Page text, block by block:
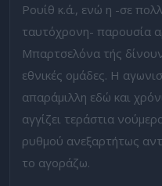
Ρουίθ κ.ά., ενώ η -σε
ταυτόχρονη- παρουσία
Μπαρτσελόνα τής
εθνικές ομάδες. Η
απαράμιλλη εδώ και
αγγίζει τεράστια
ρυθμού ανεξαρτήτως
το αγοράζω.